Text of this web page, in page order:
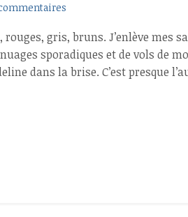
gris, bruns. J’enlève mes
sporadiques et de vols de
dans la brise. C’est presque